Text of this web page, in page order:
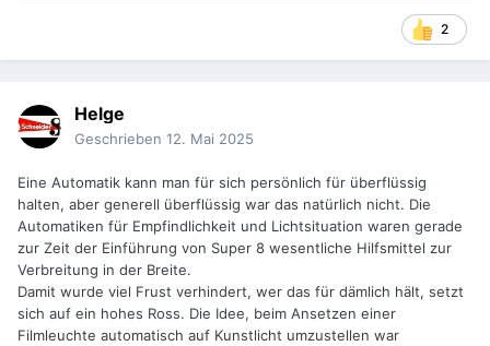
2
Helge
Geschrieben 12. Mai 2025
Eine Automatik kann man für sich persönlich für überflüssig
halten, aber generell überflüssig war das natürlich nicht. Die
Automatiken für Empfindlichkeit und Lichtsituation waren gerade
zur Zeit der Einführung von Super 8 wesentliche Hilfsmittel zur
Verbreitung in der Breite.
Damit wurde viel Frust verhindert, wer das für dämlich hält, setzt
sich auf ein hohes Ross. Die Idee, beim Ansetzen einer
Filmleuchte automatisch auf Kunstlicht umzustellen war